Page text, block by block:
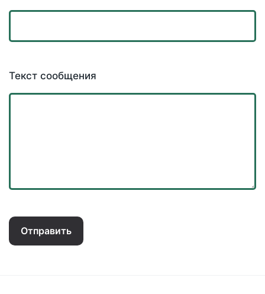
Текст сообщения
Отправить